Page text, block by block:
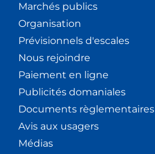
Marchés publics
Organisation
Prévisionnels d'escales
Nous rejoindre
Paiement en ligne
Publicités domaniales
Documents règlementaires
Avis aux usagers
Médias